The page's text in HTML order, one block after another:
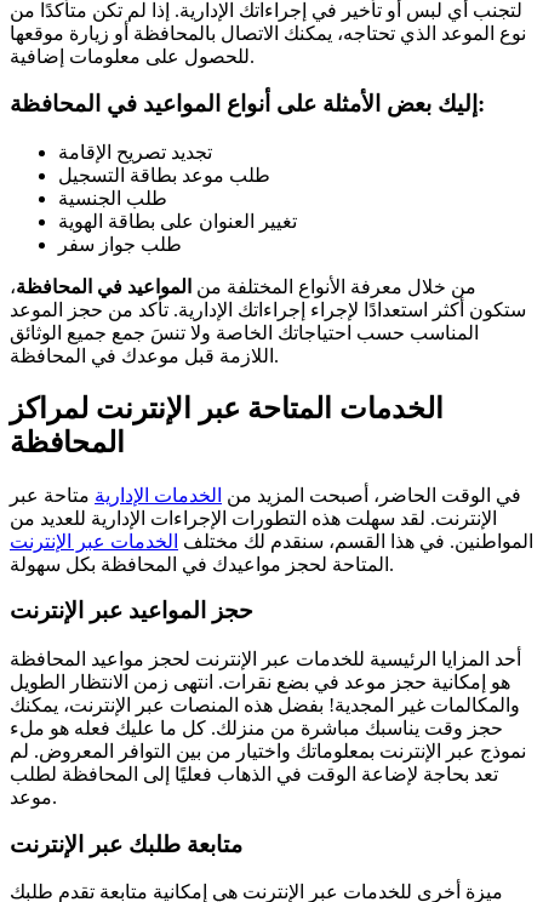
لتجنب أي لبس أو تأخير في إجراءاتك الإدارية. إذا لم تكن متأكدًا من
نوع الموعد الذي تحتاجه، يمكنك الاتصال بالمحافظة أو زيارة موقعها
للحصول على معلومات إضافية.
إليك بعض الأمثلة على أنواع المواعيد في المحافظة:
تجديد تصريح الإقامة
طلب موعد بطاقة التسجيل
طلب الجنسية
تغيير العنوان على بطاقة الهوية
طلب جواز سفر
من خلال معرفة الأنواع المختلفة من المواعيد في المحافظة،
ستكون أكثر استعدادًا لإجراء إجراءاتك الإدارية. تأكد من حجز الموعد
المناسب حسب احتياجاتك الخاصة ولا تنسَ جمع جميع الوثائق
اللازمة قبل موعدك في المحافظة.
الخدمات المتاحة عبر الإنترنت لمراكز
المحافظة
في الوقت الحاضر، أصبحت المزيد من الخدمات الإدارية متاحة عبر
الإنترنت. لقد سهلت هذه التطورات الإجراءات الإدارية للعديد من
المواطنين. في هذا القسم، سنقدم لك مختلف الخدمات عبر الإنترنت
المتاحة لحجز مواعيدك في المحافظة بكل سهولة.
حجز المواعيد عبر الإنترنت
أحد المزايا الرئيسية للخدمات عبر الإنترنت لحجز مواعيد المحافظة
هو إمكانية حجز موعد في بضع نقرات. انتهى زمن الانتظار الطويل
والمكالمات غير المجدية! بفضل هذه المنصات عبر الإنترنت، يمكنك
حجز وقت يناسبك مباشرة من منزلك. كل ما عليك فعله هو ملء
نموذج عبر الإنترنت بمعلوماتك واختيار من بين التوافر المعروض. لم
تعد بحاجة لإضاعة الوقت في الذهاب فعليًا إلى المحافظة لطلب
موعد.
متابعة طلبك عبر الإنترنت
ميزة أخرى للخدمات عبر الإنترنت هي إمكانية متابعة تقدم طلبك